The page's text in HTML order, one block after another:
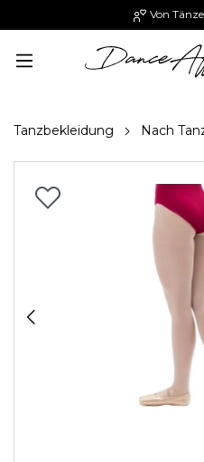
Von Tänzern für Tänzer
Tanzbekleidung Nach